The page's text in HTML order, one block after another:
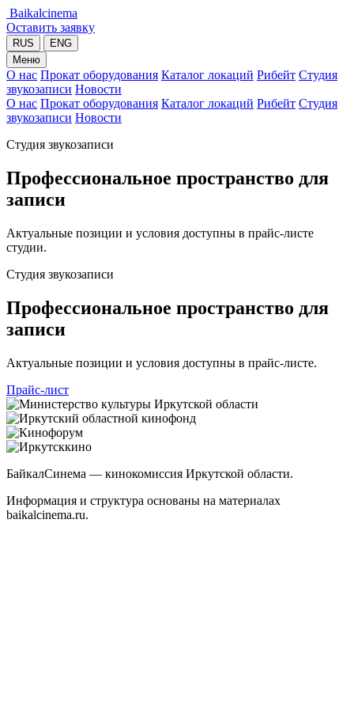
Baikalcinema
Оставить заявку
RUS
ENG
Меню
О нас Прокат оборудования Каталог локаций Рибейт Студия
звукозаписи Новости
О нас Прокат оборудования Каталог локаций Рибейт Студия
звукозаписи Новости
Студия звукозаписи
Профессиональное пространство для
записи
Актуальные позиции и условия доступны в прайс-листе
студии.
Студия звукозаписи
Профессиональное пространство для
записи
Актуальные позиции и условия доступны в прайс-листе.
Прайс-лист
БайкалСинема — кинокомиссия Иркутской области.
Информация и структура основаны на материалах
baikalcinema.ru.